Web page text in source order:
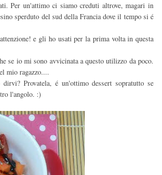
Per un'attimo ci siamo creduti altrove, magari in
sperduto del sud della Francia dove il tempo si é
e gli ho usati per la prima volta in questa
se io mi sono avvicinata a questo utilizzo da poco.
mio ragazzo....
Provatela, é un'ottimo dessert sopratutto se
l'angolo. :)